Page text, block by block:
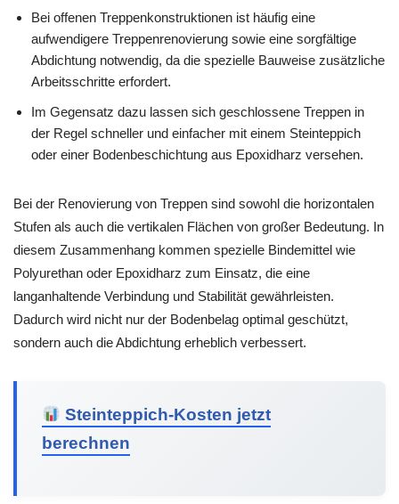
Bei offenen Treppenkonstruktionen ist häufig eine
aufwendigere Treppenrenovierung sowie eine sorgfältige
Abdichtung notwendig, da die spezielle Bauweise zusätzliche
Arbeitsschritte erfordert.
Im Gegensatz dazu lassen sich geschlossene Treppen in
der Regel schneller und einfacher mit einem Steinteppich
oder einer Bodenbeschichtung aus Epoxidharz versehen.
Bei der Renovierung von Treppen sind sowohl die horizontalen
Stufen als auch die vertikalen Flächen von großer Bedeutung. In
diesem Zusammenhang kommen spezielle Bindemittel wie
Polyurethan oder Epoxidharz zum Einsatz, die eine
langanhaltende Verbindung und Stabilität gewährleisten.
Dadurch wird nicht nur der Bodenbelag optimal geschützt,
sondern auch die Abdichtung erheblich verbessert.
Steinteppich-Kosten jetzt
berechnen